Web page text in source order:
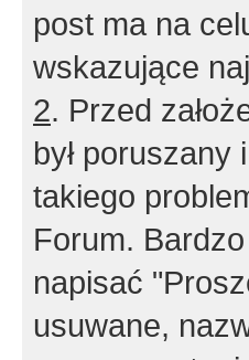
post ma na
wskazujące
2. Przed
był
takiego
Forum.
napisać
usuwane,